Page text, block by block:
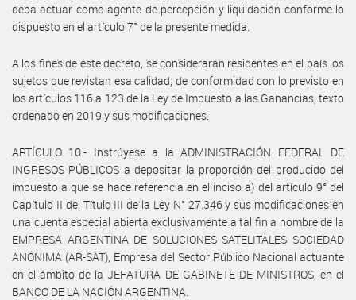
deba actuar como agente de percepción y liquidación conforme lo
dispuesto en el artículo 7° de la presente medida.
A los fines de este decreto, se considerarán residentes en el país los
sujetos que revistan esa calidad, de conformidad con lo previsto en
los artículos 116 a 123 de la Ley de Impuesto a las Ganancias, texto
ordenado en 2019 y sus modificaciones.
ARTÍCULO 10.- Instrúyese a la ADMINISTRACIÓN FEDERAL DE
INGRESOS PÚBLICOS a depositar la proporción del producido del
impuesto a que se hace referencia en el inciso a) del artículo 9° del
Capítulo II del Título III de la Ley N° 27.346 y sus modificaciones en
una cuenta especial abierta exclusivamente a tal fin a nombre de la
EMPRESA ARGENTINA DE SOLUCIONES SATELITALES SOCIEDAD
ANÓNIMA (AR-SAT), Empresa del Sector Público Nacional actuante
en el ámbito de la JEFATURA DE GABINETE DE MINISTROS, en el
BANCO DE LA NACIÓN ARGENTINA.